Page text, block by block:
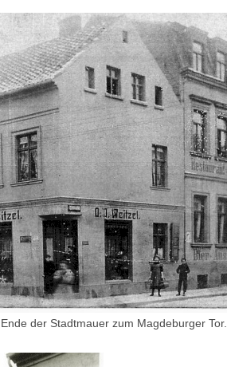
der Stadtmauer zum Magdeburger Tor.